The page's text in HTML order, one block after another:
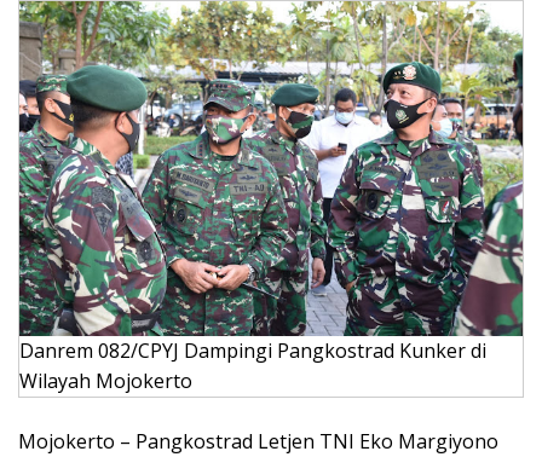
Danrem 082/CPYJ Dampingi Pangkostrad Kunker di
Wilayah Mojokerto
Mojokerto – Pangkostrad Letjen TNI Eko Margiyono